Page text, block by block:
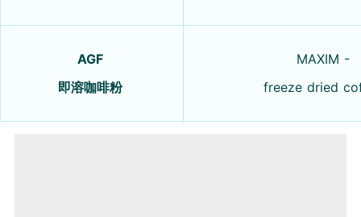
AGF
即溶咖啡粉
MAXIM -
freeze dried